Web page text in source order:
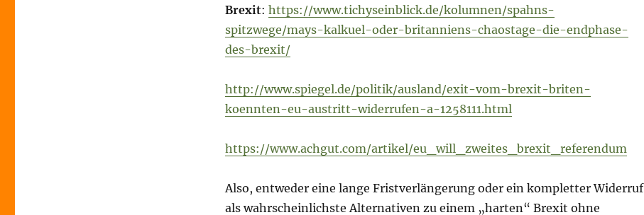
Brexit: https://www.tichyseinblick.de/kolumnen/spahns-
spitzwege/mays-kalkuel-oder-britanniens-chaostage-die-endphase-
des-brexit/
http://www.spiegel.de/politik/ausland/exit-vom-brexit-briten-
koennten-eu-austritt-widerrufen-a-1258111.html
https://www.achgut.com/artikel/eu_will_zweites_brexit_referendum
Also, entweder eine lange Fristverlängerung oder ein kompletter Widerruf
als wahrscheinlichste Alternativen zu einem „harten“ Brexit ohne